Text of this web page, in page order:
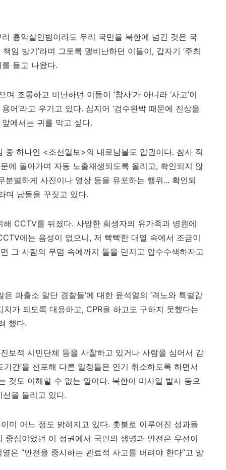
리 흉악살인범이라도 우리 국민을 북한에 넘긴 것은 국
임 방기’라며 그토록 맹비난하던 이들이, 갑자기 ‘주최
들고 나왔다.
며 조롱하고 비난하던 이들이 ‘참사’가 아니라 ‘사고’이
어’라고 우기고 있다. 심지어 ‘검수완박 때문에 진상을
에서는 귀를 막고 싶다.
중 하나인 <조선일보>의 내로남불도 압권이다. 참사 직
에 돌아가며 자동 노출재생되도록 올리고, 확인되지 않
분별하게 사진이나 영상 등을 유포하는 행위... 확인되
며 남들을 꾸짖고 있다.
해 CCTV를 뒤졌다. 사망한 희생자의 유가족과 병원에
에는 음성이 없으니, 저 빡빡한 대열 속에서 조금이
그 사람의 무덤 속에까지 돌을 던지고 압수수색하자고
은 파출소 말단 경찰들’에 대한 윤석열의 ‘격노와 특별감
치가 되도록 대응하고, CPR을 하고도 구하지 못했다는
했다.
보적 시민단체 등을 사찰하고 있거나 사람을 심어서 감
기간’을 선포해 다른 일정들은 연기 취소하도록 하면서
것도 이해할 수 없는 일이다. 북한이 미사일 발사 등으
을 돌리고 있다.
미 어느 정도 밝혀지고 있다. 촛불로 이루어진 성과들
심이었던 이 정권에서 국민의 생명과 안전은 우선이
열은 “안전을 중시하는 관료적 사고를 버려야 한다”고 말